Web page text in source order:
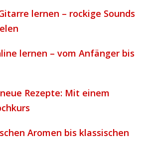
lernen – rockige Sounds
lernen – vom Anfänger bis
Rezepte: Mit einem
Aromen bis klassischen